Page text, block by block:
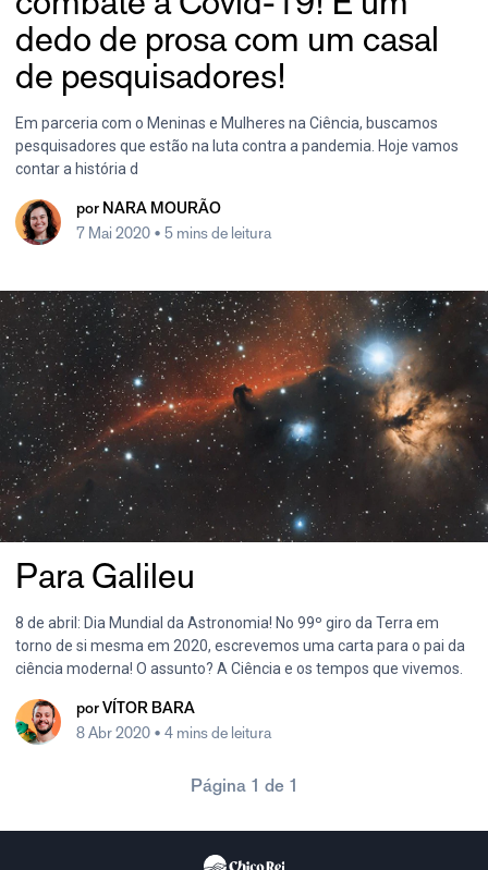
dedo de prosa com um casal
de pesquisadores!
Em parceria com o Meninas e Mulheres na Ciência, buscamos
pesquisadores que estão na luta contra a pandemia. Hoje vamos
contar a história d
por NARA MOURÃO
7 Mai 2020 • 5 mins de leitura
Para Galileu
8 de abril: Dia Mundial da Astronomia! No 99º giro da Terra em
torno de si mesma em 2020, escrevemos uma carta para o pai da
ciência moderna! O assunto? A Ciência e os tempos que vivemos.
por VÍTOR BARA
8 Abr 2020 • 4 mins de leitura
Página 1 de 1